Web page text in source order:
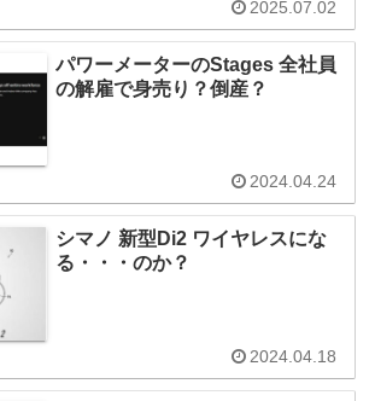
2025.07.02
パワーメーターのStages 全社員
の解雇で身売り？倒産？
2024.04.24
シマノ 新型Di2 ワイヤレスにな
る・・・のか？
2024.04.18